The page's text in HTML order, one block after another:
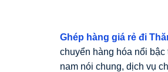
Ghép hàng giá rẻ đi
chuyển hàng hóa nổi
nam nói chung, dịch vụ